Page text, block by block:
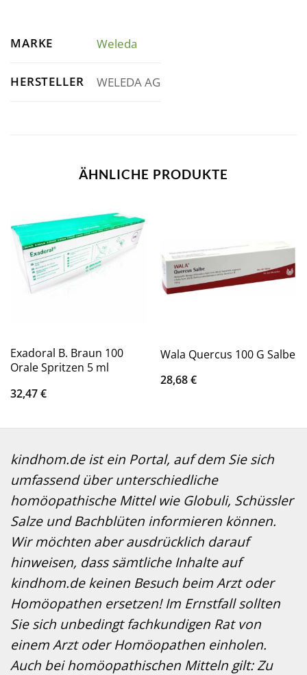
MARKE Weleda
HERSTELLER WELEDA AG
ÄHNLICHE PRODUKTE
Exadoral B. Braun 100
Orale Spritzen 5 ml
32,47€
Wala Quercus 100 G Salbe
28,68€
kindhom.de ist ein Portal, auf dem Sie sich
umfassend über unterschiedliche
homöopathische Mittel wie Globuli, Schüssler
Salze und Bachblüten informieren können.
Wir möchten aber ausdrücklich darauf
hinweisen, dass sämtliche Inhalte auf
kindhom.de keinen Besuch beim Arzt oder
Homöopathen ersetzen! Im Ernstfall sollten
Sie sich unbedingt fachkundigen Rat von
einem Arzt oder Homöopathen einholen.
Auch bei homöopathischen Mitteln gilt: Zu